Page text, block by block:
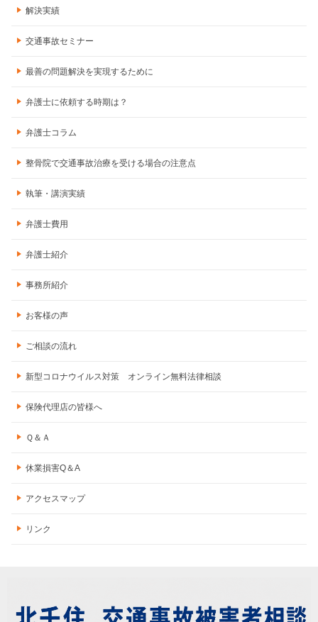
解決実績
交通事故セミナー
最善の問題解決を実現するために
弁護士に依頼する時期は？
弁護士コラム
整骨院で交通事故治療を受ける場合の注意点
執筆・講演実績
弁護士費用
弁護士紹介
事務所紹介
お客様の声
ご相談の流れ
新型コロナウイルス対策 オンライン無料法律相談
保険代理店の皆様へ
Ｑ＆Ａ
休業損害Q＆A
アクセスマップ
リンク